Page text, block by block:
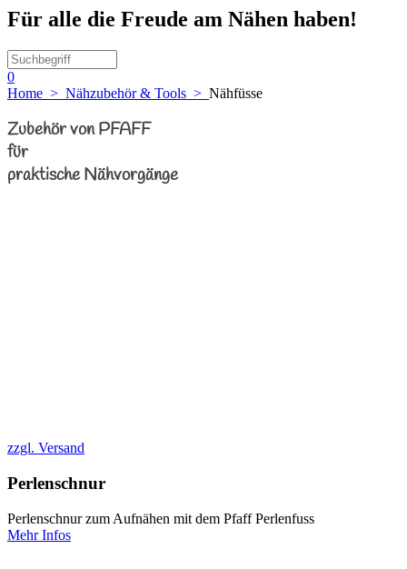
Für alle die Freude am Nähen haben!
0
Home > Nähzubehör & Tools > Nähfüsse
Zubehör von PFAFF
für
praktische Nähvorgänge
zzgl. Versand
Perlenschnur
Perlenschnur zum Aufnähen mit dem Pfaff Perlenfuss
Mehr Infos